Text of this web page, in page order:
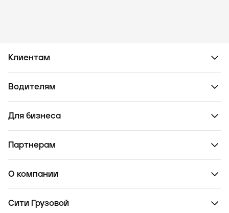
Клиентам
Водителям
Для бизнеса
Партнерам
О компании
Сити Грузовой